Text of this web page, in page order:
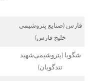
فارس (صنایع‌ پتروشیمی
خلیج فارس)
شگویا (پتروشیمی‌شهید
تندگویان)